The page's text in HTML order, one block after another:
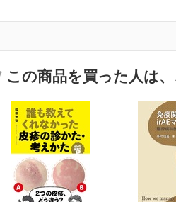
この商品を買った人は